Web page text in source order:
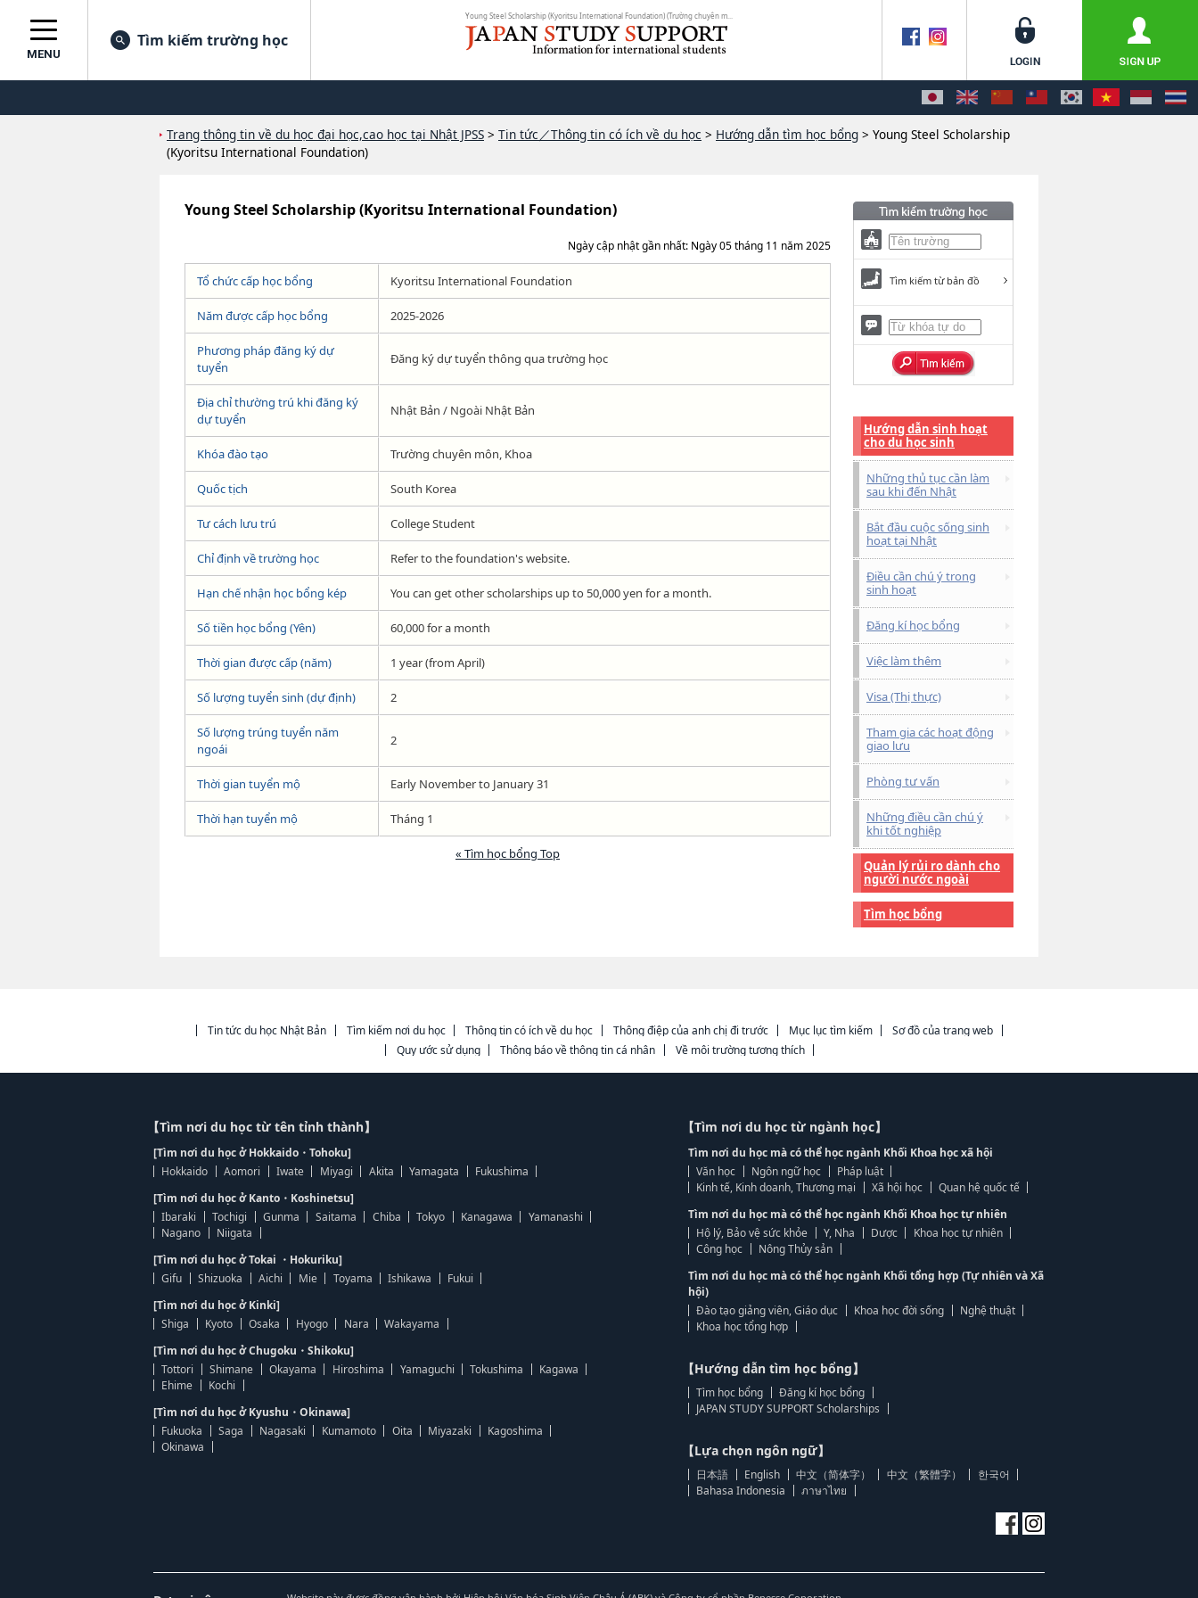
Young Steel Scholarship (Kyoritsu International Foundation) (Trường chuyên m...
MENU
Tìm kiếm trường học
Trang thông tin về du học đại học,cao học tại Nhật JPSS > Tin tức／Thông tin có ích về du học > Hướng dẫn tìm học bổng > Young Steel Scholarship
(Kyoritsu International Foundation)
Young Steel Scholarship (Kyoritsu International Foundation)
Ngày cập nhật gần nhất: Ngày 05 tháng 11 năm 2025
Tổ chức cấp học bổng Kyoritsu International Foundation
Năm được cấp học bổng 2025-2026
Phương pháp đăng ký dự
tuyển
Đăng ký dự tuyển thông qua trường học
Địa chỉ thường trú khi đăng ký
dự tuyển
Nhật Bản / Ngoài Nhật Bản
Khóa đào tạo Trường chuyên môn, Khoa
Quốc tịch South Korea
Tư cách lưu trú College Student
Chỉ định về trường học Refer to the foundation's website.
Hạn chế nhận học bổng kép You can get other scholarships up to 50,000 yen for a month.
Số tiền học bổng (Yên) 60,000 for a month
Thời gian được cấp (năm) 1 year (from April)
Số lượng tuyển sinh (dự định) 2
Số lượng trúng tuyển năm
ngoái
2
Thời gian tuyển mộ Early November to January 31
Thời hạn tuyển mộ Tháng 1
« Tìm học bổng Top
Tìm kiếm từ bản đồ
Hướng dẫn sinh hoạt
cho du học sinh
Những thủ tục cần làm
sau khi đến Nhật
Bắt đầu cuộc sống sinh
hoạt tại Nhật
Điều cần chú ý trong
sinh hoạt
Đăng kí học bổng
Việc làm thêm
Visa (Thị thực)
Tham gia các hoạt động
giao lưu
Phòng tư vấn
Những điều cần chú ý
khi tốt nghiệp
Quản lý rủi ro dành cho
người nước ngoài
Tìm học bổng
Tin tức du học Nhật Bản Tìm kiếm nơi du học Thông tin có ích về du học Thông điệp của anh chị đi trước Mục lục tìm kiếm
Sơ đồ của trang web
Quy ước sử dụng
Thông báo về thông tin cá nhân Về môi trường tương thích
【Tìm nơi du học từ tên tỉnh thành】
[Tìm nơi du học ở Hokkaido・Tohoku]
Hokkaido
Aomori Iwate Miyagi Akita Yamagata
Fukushima
[Tìm nơi du học ở Kanto・Koshinetsu]
Ibaraki
Tochigi Gunma Saitama Chiba Tokyo Kanagawa
Yamanashi
Nagano
Niigata
[Tìm nơi du học ở Tokai ・Hokuriku]
Gifu
Shizuoka Aichi Mie Toyama Ishikawa
Fukui
[Tìm nơi du học ở Kinki]
Shiga
Kyoto Osaka Hyogo Nara
Wakayama
[Tìm nơi du học ở Chugoku・Shikoku]
Tottori
Shimane Okayama Hiroshima Yamaguchi Tokushima
Kagawa
Ehime
Kochi
[Tìm nơi du học ở Kyushu・Okinawa]
Fukuoka
Saga Nagasaki Kumamoto Oita Miyazaki
Kagoshima
Okinawa
【Tìm nơi du học từ ngành học】
Tìm nơi du học mà có thể học ngành Khối Khoa học xã hội
Văn học
Ngôn ngữ học
Pháp luật
Kinh tế, Kinh doanh, Thương mại
Xã hội học
Quan hệ quốc tế
Tìm nơi du học mà có thể học ngành Khối Khoa học tự nhiên
Hộ lý, Bảo vệ sức khỏe
Y, Nha Dược
Khoa học tự nhiên
Công học
Nông Thủy sản
Tìm nơi du học mà có thể học ngành Khối tổng hợp (Tự nhiên và Xã
hội)
Đào tạo giảng viên, Giáo dục
Khoa học đời sống
Nghệ thuật
Khoa học tổng hợp
【Hướng dẫn tìm học bổng】
Tìm học bổng
Đăng kí học bổng
JAPAN STUDY SUPPORT Scholarships
【Lựa chọn ngôn ngữ】
日本語 English 中文（简体字） 中文（繁體字）
한국어
Bahasa Indonesia
ภาษาไทย